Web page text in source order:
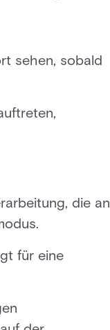
sehen, sobald
die an
für eine